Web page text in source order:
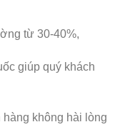
từ 30-40%,
giúp quý khách
không hài lòng